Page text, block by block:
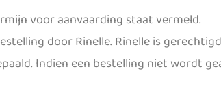
voor aanvaarding staat vermeld.
door Rinelle. Rinelle is
Indien een bestelling niet wordt